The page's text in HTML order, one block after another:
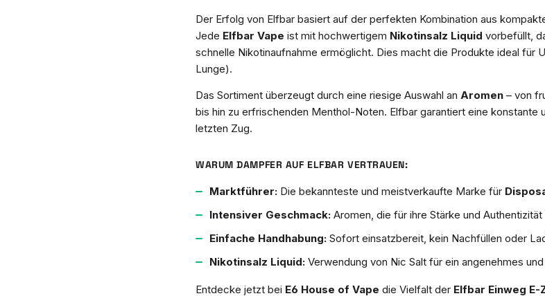
Der Erfolg von Elfbar basiert auf der perfekten Kombination aus
Jede Elfbar Vape ist mit hochwertigem Nikotinsalz Liquid vorbefüllt,
schnelle Nikotinaufnahme ermöglicht. Dies macht die Produkte ideal für
Lunge).
Das Sortiment überzeugt durch eine riesige Auswahl an Aromen – von
bis hin zu erfrischenden Menthol-Noten. Elfbar garantiert eine konstante
letzten Zug.
WARUM DAMPFER AUF ELFBAR VERTRAUEN:
Marktführer: Die bekannteste und meistverkaufte Marke für
Intensiver Geschmack: Aromen, die für ihre Stärke und
Einfache Handhabung: Sofort einsatzbereit, kein Nachfüllen oder
Nikotinsalz Liquid: Verwendung von Nic Salt für ein angenehmes
Entdecke jetzt bei E6 House of Vape die Vielfalt der Elfbar Einweg